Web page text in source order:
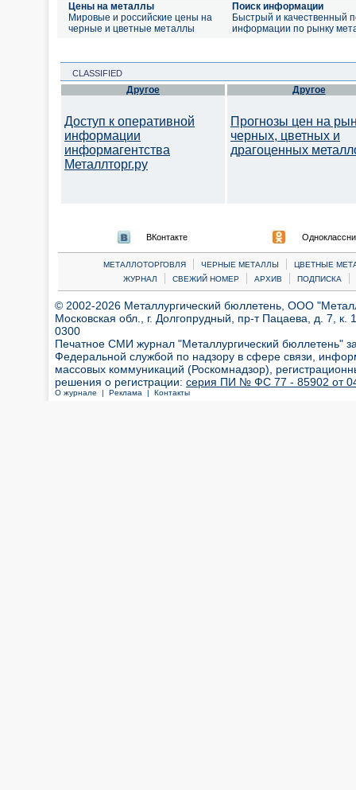
Цены на металлы
Мировые и российские цены на
черные и цветные металлы
Поиск информации
Быстрый и качественный
информации по рынку
CLASSIFIED
Другое
Доступ к оперативной
информации
информагентства
Металлторг.ру
Другое
Прогнозы цен на
черных, цветных и
драгоценных
ВКонтакте
МЕТАЛЛОТОРГОВЛЯ | ЧЕРНЫЕ МЕТАЛЛЫ |
ЦВЕТНЫЕ
ЖУРНАЛ
| СВЕЖИЙ НОМЕР | АРХИВ | ПОДПИСКА |
© 2002-2026 Металлургический бюллетень, ООО
Московская обл., г. Долгопрудный, пр-т Пацаева, д. 7,
0300
Печатное СМИ журнал "Металлургический бюллетень"
Федеральной службой по надзору в сфере связи,
массовых коммуникаций (Роскомнадзор),
решения о регистрации: серия ПИ № ФС 77 - 85902 от 04
О журнале | Реклама | Контакты